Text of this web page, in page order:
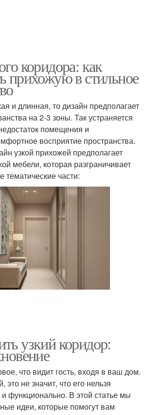
коридора: как
прихожую в стильное
и длинная, то дизайн предполагает
на 2-3 зоны. Так устраняется
помещения и
восприятие пространства.
узкой прихожей предполагает
мебели, которая разграничивает
части:
узкий коридор:
что видит гость, входя в ваш дом.
это не значит, что его нельзя
функционально. В этой статье мы
идеи, которые помогут вам